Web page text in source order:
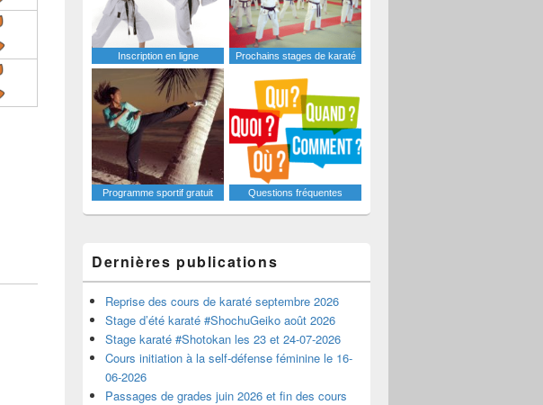
Inscription en ligne Prochains stages de karaté
Programme sportif gratuit Questions fréquentes
Dernières publications
Reprise des cours de karaté septembre 2026
Stage d’été karaté #ShochuGeiko août 2026
Stage karaté #Shotokan les 23 et 24-07-2026
Cours initiation à la self-défense féminine le 16-
06-2026
Passages de grades juin 2026 et fin des cours